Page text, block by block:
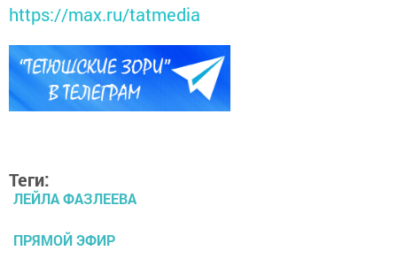
https://max.ru/tatmedia
Теги:
ЛЕЙЛА ФАЗЛЕЕВА
ПРЯМОЙ ЭФИР